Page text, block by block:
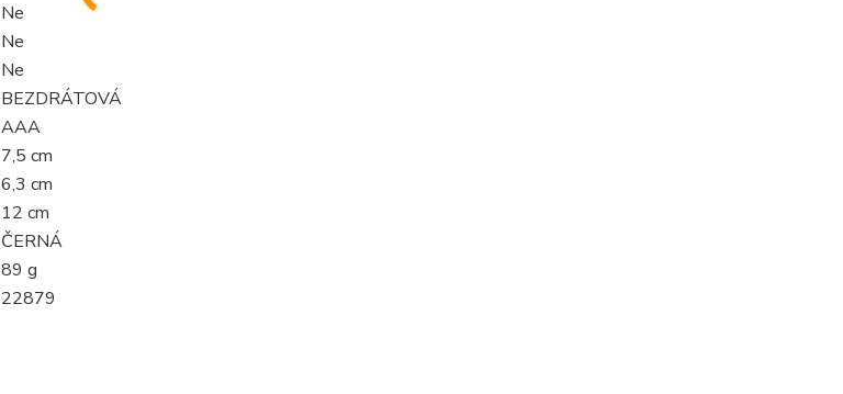
Ne
Ne
Ne
BEZDRÁTOVÁ
AAA
7,5 cm
6,3 cm
12 cm
ČERNÁ
89 g
22879